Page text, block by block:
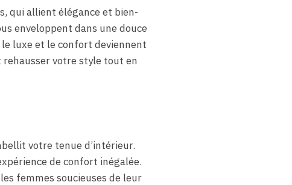
qui allient élégance et bien-
enveloppent dans une douce
luxe et le confort deviennent
rehausser votre style tout en
votre tenue d’intérieur.
de confort inégalée.
femmes soucieuses de leur